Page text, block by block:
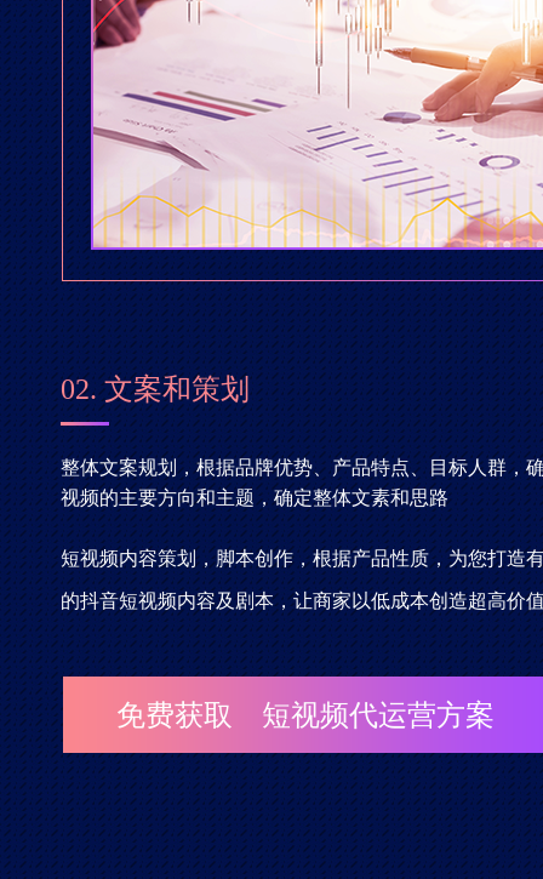
02. 文案和策划
整体文案规划，根据品牌优势、产品特点、目标人群，
视频的主要方向和主题，确定整体文素和思路
短视频内容策划，脚本创作，根据产品性质，为您打造
的抖音短视频内容及剧本，让商家以低成本创造超高价
免费获取 短视频代运营方案